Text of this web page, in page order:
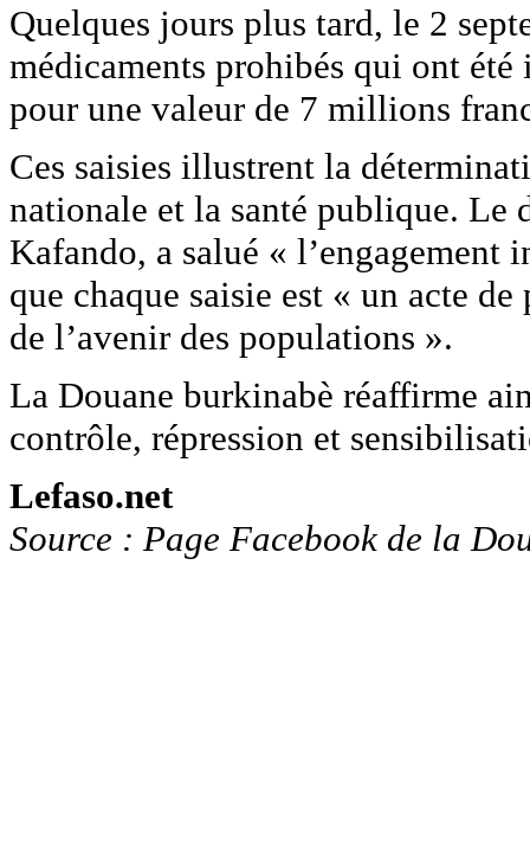
Quelques jours plus tard, le 2
médicaments prohibés qui ont été
pour une valeur de 7 millions
Ces saisies illustrent la
nationale et la santé publique. Le
Kafando, a salué « l’engagement
que chaque saisie est « un acte
de l’avenir des populations ».
La Douane burkinabè réaffirme
contrôle, répression et
Lefaso.net
Source : Page Facebook de la